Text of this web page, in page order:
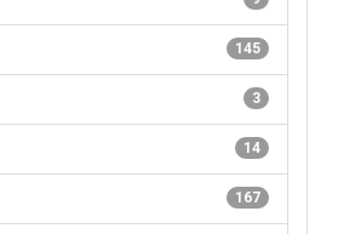
145
3
14
167